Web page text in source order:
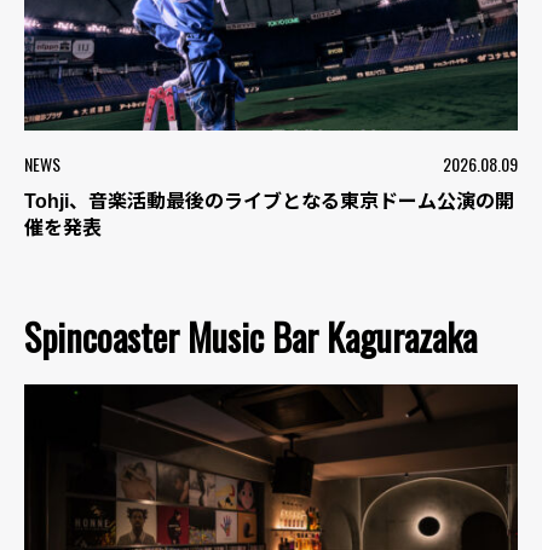
NEWS 2026.08.09
Tohji、音楽活動最後のライブとなる東京ドーム公演の開
催を発表
Spincoaster Music Bar Kagurazaka